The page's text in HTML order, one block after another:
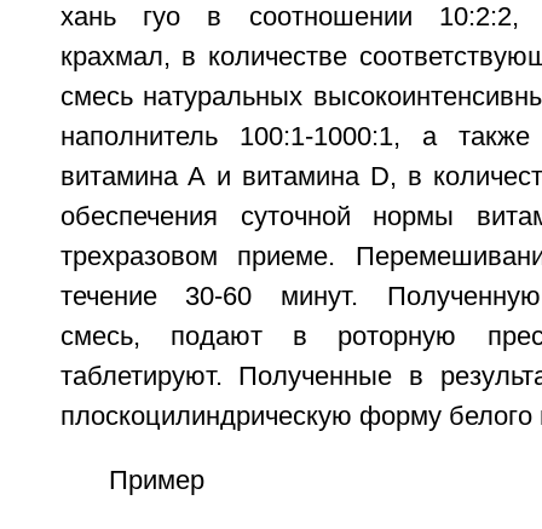
хань гуо в соотношении 10:2:2,
крахмал, в количестве
смесь натуральных
наполнитель 100:1-1000:1, а
витамина А и витамина D, в
обеспечения суточной нормы
трехразовом приеме.
течение 30-60 минут.
смесь, подают в роторную
таблетируют. Полученные в
плоскоцилиндрическую форму белого
Пример